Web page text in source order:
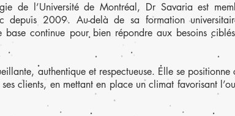
de l’Université de Montréal, Dr Savaria est
depuis 2009. Au-delà de sa formation
base continue pour bien répondre aux besoins
authentique et respectueuse. Elle se positionne
clients, en mettant en place un climat favorisant